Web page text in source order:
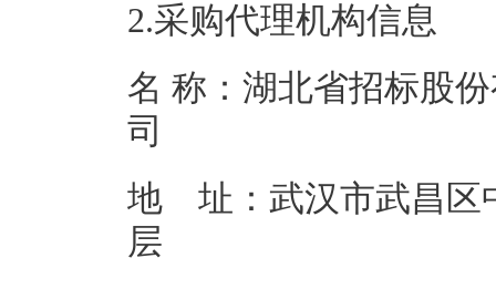
2.采购代理机构信息
名 称：湖北省招标股
地 址：武汉市武昌区